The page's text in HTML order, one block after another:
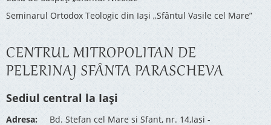
Seminarul Ortodox Teologic din Iași „Sfântul Vasile cel Mare”
CENTRUL MITROPOLITAN DE
PELERINAJ SFÂNTA PARASCHEVA
Sediul central la Iași
Adresa: Bd. Stefan cel Mare si Sfant, nr. 14,Iasi -